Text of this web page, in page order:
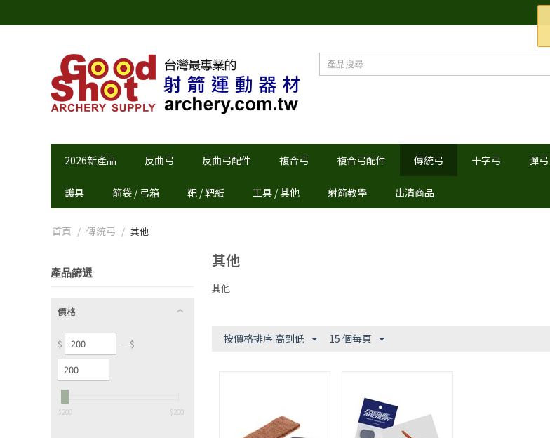
2026新產品 反曲弓 反曲弓配件 複合弓 複合弓配件 傳統弓 十字弓 彈弓
護具 箭袋 / 弓箱 靶 / 靶紙 工具 / 其他 射箭教學 出清商品
首頁 / 傳統弓 / 其他
產品篩選
價格
$ – $
‎$ 200 ‎$ 200
其他
其他
按價格排序:高到低 15 個每頁